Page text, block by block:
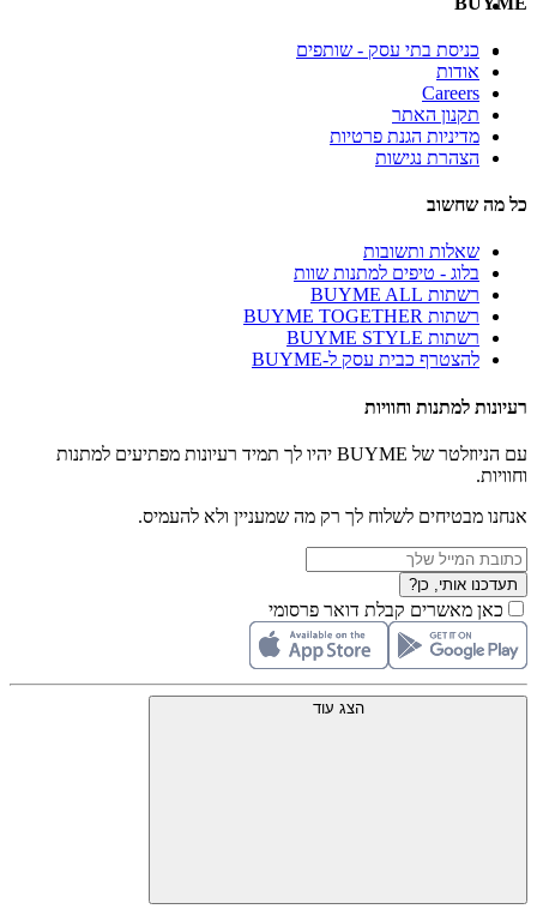
כניסת בתי עסק - שותפים
אודות
Careers
תקנון האתר
מדיניות הגנת פרטיות
הצהרת נגישות
כל מה שחשוב
שאלות ותשובות
בלוג - טיפים למתנות שוות
רשתות BUYME ALL
רשתות BUYME TOGETHER
רשתות BUYME STYLE
להצטרף כבית עסק ל-BUYME
רעיונות למתנות וחוויות
עם הניוזלטר של BUYME יהיו לך תמיד רעיונות מפתיעים למתנות
וחוויות.
אנחנו מבטיחים לשלוח לך רק מה שמעניין ולא להעמיס.
תעדכנו אותי, כן?
כאן מאשרים קבלת דואר פרסומי
הצג עוד